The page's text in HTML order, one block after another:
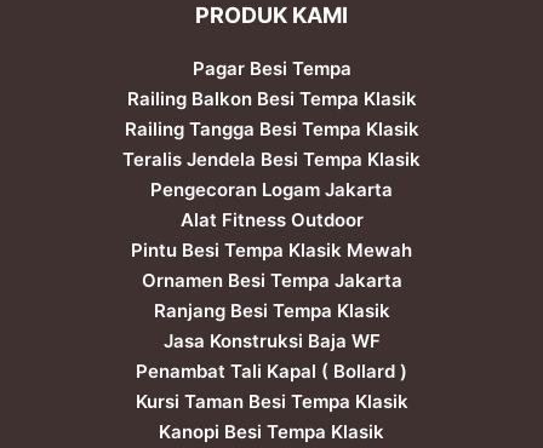
PRODUK KAMI
Pagar Besi Tempa
Railing Balkon Besi Tempa Klasik
Railing Tangga Besi Tempa Klasik
Teralis Jendela Besi Tempa Klasik
Pengecoran Logam Jakarta
Alat Fitness Outdoor
Pintu Besi Tempa Klasik Mewah
Ornamen Besi Tempa Jakarta
Ranjang Besi Tempa Klasik
Jasa Konstruksi Baja WF
Penambat Tali Kapal ( Bollard )
Kursi Taman Besi Tempa Klasik
Kanopi Besi Tempa Klasik